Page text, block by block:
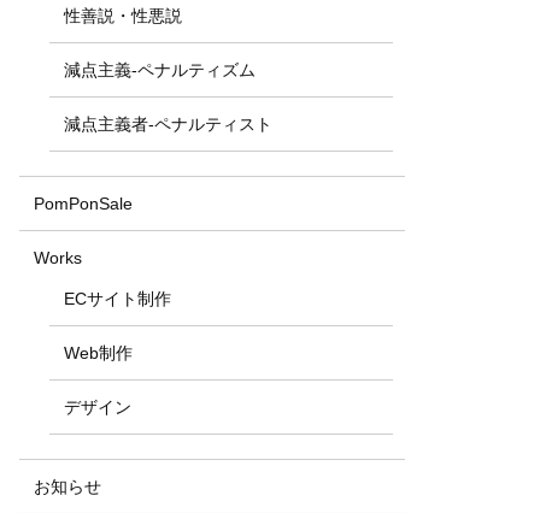
性善説・性悪説
減点主義-ペナルティズム
減点主義者-ペナルティスト
PomPonSale
Works
ECサイト制作
Web制作
デザイン
お知らせ